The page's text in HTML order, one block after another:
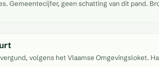
Gemeentecijfer, geen schatting van dit pand.
volgens het Vlaamse Omgevingsloket.